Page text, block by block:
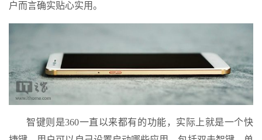
户而言确实贴心实用。
智键则是360一直以来都有的功能，实际上就是一个快